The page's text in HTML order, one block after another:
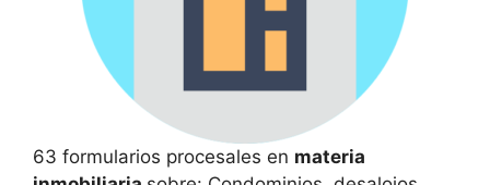
63 formularios procesales en materia